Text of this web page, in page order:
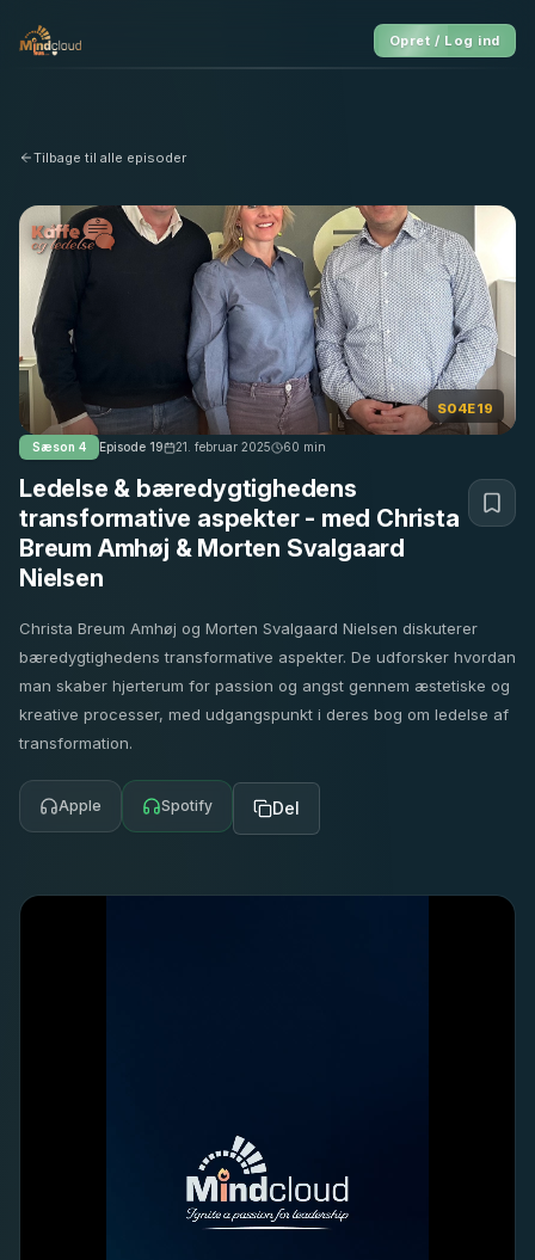
Opret / Log ind
Tilbage til alle episoder
S04E19
Sæson 4 Episode 19 21. februar 2025 60 min
Ledelse & bæredygtighedens
transformative aspekter - med Christa
Breum Amhøj & Morten Svalgaard
Nielsen
Christa Breum Amhøj og Morten Svalgaard Nielsen diskuterer
bæredygtighedens transformative aspekter. De udforsker hvordan
man skaber hjerterum for passion og angst gennem æstetiske og
kreative processer, med udgangspunkt i deres bog om ledelse af
transformation.
Apple Spotify Del